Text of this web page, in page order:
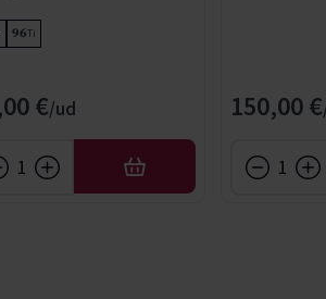
96Ti
€
AÑADIR
150,00 €